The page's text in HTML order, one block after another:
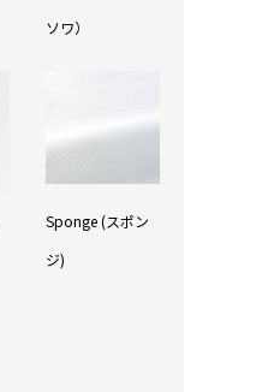
ソワ）
Sponge (スポン
ジ)